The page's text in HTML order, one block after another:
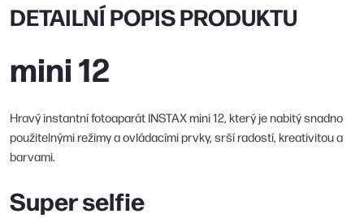
DETAILNÍ POPIS PRODUKTU
mini 12
Hravý instantní fotoaparát INSTAX mini 12, který je nabitý snadno
použitelnými režimy a ovládacími prvky, srší radostí, kreativitou a
barvami.
Super selfie